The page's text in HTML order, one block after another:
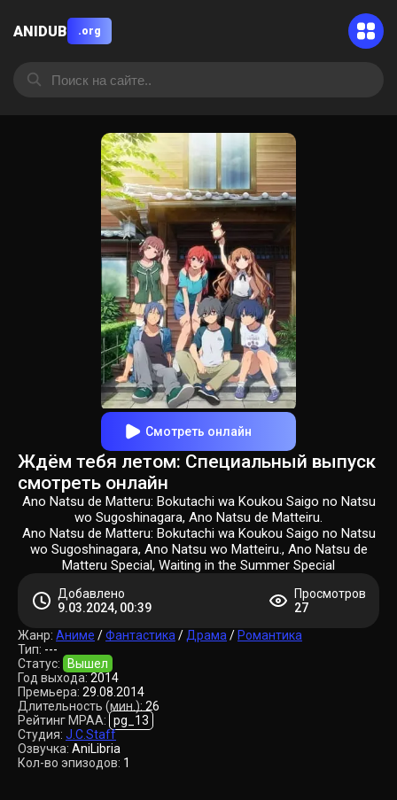
ANIDUB .org
Смотреть онлайн
Ждём тебя летом: Специальный выпуск
смотреть онлайн
Ano Natsu de Matteru: Bokutachi wa Koukou Saigo no Natsu
wo Sugoshinagara, Ano Natsu de Matteiru.
Ano Natsu de Matteru: Bokutachi wa Koukou Saigo no Natsu
wo Sugoshinagara, Ano Natsu wo Matteiru., Ano Natsu de
Matteru Special, Waiting in the Summer Special
Добавлено
9.03.2024, 00:39
Просмотров
27
Жанр: Аниме /Фантастика/Драма/ Романтика
Тип: ---
Статус:
Вышел
Год выхода: 2014
Премьера: 29.08.2014
Длительность (мин.): 26
Рейтинг MPAA: pg_13
Студия: J.C.Staff
Озвучка: AniLibria
Кол-во эпизодов: 1